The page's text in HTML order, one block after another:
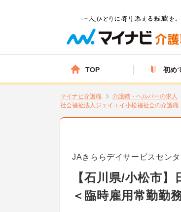
TOP 初め
マイナビ介護職 介護職・ヘルパーの求人
社会福祉法人ジェイエイ小松福祉会の介護
JAきららデイサービスセン
【石川県/小松市
＜臨時雇用常勤勤